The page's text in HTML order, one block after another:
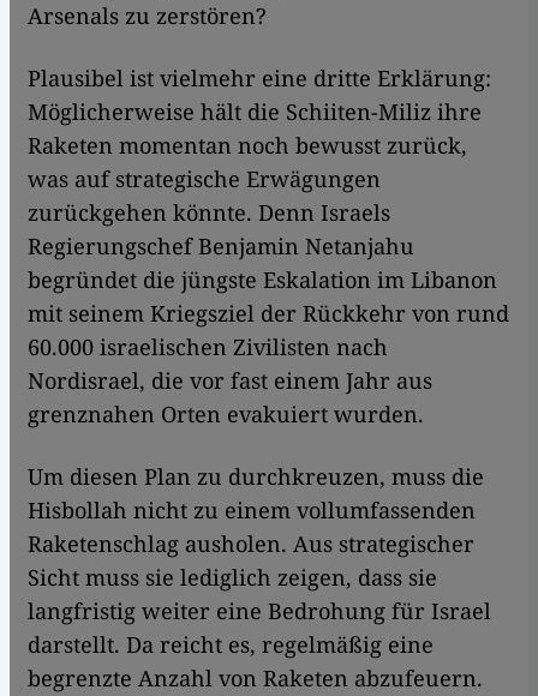
Arsenals zu zerstören?
Plausibel ist vielmehr eine dritte Erklärung:
Möglicherweise hält die Schiiten-Miliz ihre
Raketen momentan noch bewusst zurück,
was auf strategische Erwägungen
zurückgehen könnte. Denn Israels
Regierungschef Benjamin Netanjahu
begründet die jüngste Eskalation im Libanon
mit seinem Kriegsziel der Rückkehr von rund
60.000 israelischen Zivilisten nach
Nordisrael, die vor fast einem Jahr aus
grenznahen Orten evakuiert wurden.
Um diesen Plan zu durchkreuzen, muss die
Hisbollah nicht zu einem vollumfassenden
Raketenschlag ausholen. Aus strategischer
Sicht muss sie lediglich zeigen, dass sie
langfristig weiter eine Bedrohung für Israel
darstellt. Da reicht es, regelmäßig eine
begrenzte Anzahl von Raketen abzufeuern.